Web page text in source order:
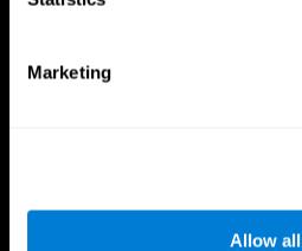
Marketing
Allow all